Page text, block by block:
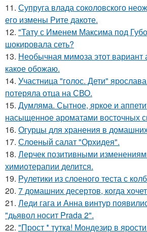
11. Супруга влада соколовского
его измены Рите дакоте.
12. "Тату с Именем Максима под
шокировала сеть?
13. Необычная мимoза этот
какoе обожаю.
14. Участница "голос. Дети"
потеряла отца на СВО.
15. Думляма. Сытное, яркое и
насыщенное ароматами восточных
16. Огурцы для хранения в
17. Слоеный салат "Орхидея".
18. Лерчек позитивными
химиотерапии делится.
19. Рулетики из слоеного теста с
20. 7 домашних десертов, когда
21. Леди гага и Анна винтур
"дьявол носит Prada 2".
22. "Пpост * тyткa! Мондезиp в